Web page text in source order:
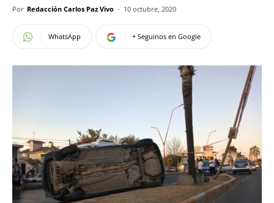
Por Redacción Carlos Paz Vivo - 10 octubre, 2020
WhatsApp + Seguinos en Google